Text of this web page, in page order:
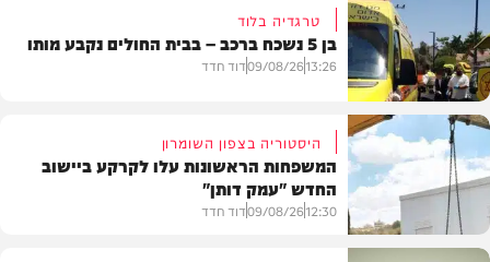
חדשות
טרגדיה בלוד
בן 5 נשכח ברכב – בבית החולים נקבע מותו
13:26
09/08/26דוד חדד
היסטוריה בצפון השומרון
המשפחות הראשונות עלו לקרקע ביישוב
החדש "עמק דותן"
12:30
09/08/26דוד חדד